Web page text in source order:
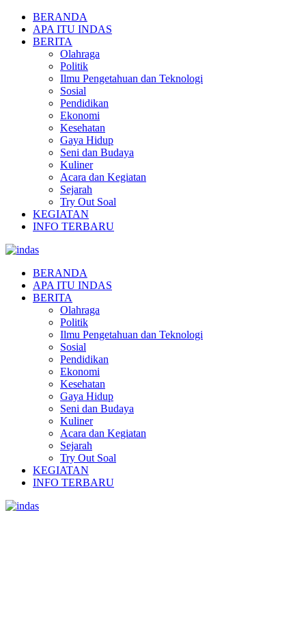
BERANDA
APA ITU INDAS
BERITA
Olahraga
Politik
Ilmu Pengetahuan dan Teknologi
Sosial
Pendidikan
Ekonomi
Kesehatan
Gaya Hidup
Seni dan Budaya
Kuliner
Acara dan Kegiatan
Sejarah
Try Out Soal
KEGIATAN
INFO TERBARU
BERANDA
APA ITU INDAS
BERITA
Olahraga
Politik
Ilmu Pengetahuan dan Teknologi
Sosial
Pendidikan
Ekonomi
Kesehatan
Gaya Hidup
Seni dan Budaya
Kuliner
Acara dan Kegiatan
Sejarah
Try Out Soal
KEGIATAN
INFO TERBARU